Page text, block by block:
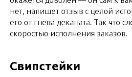
нет, напишет отзыв с целой
его от гнева деканата. Так что
скоростью исполнения заказов.
Свипстейки